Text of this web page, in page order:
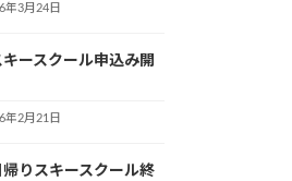
年3月24日
ースクール申込み開
年2月21日
りスキースクール終